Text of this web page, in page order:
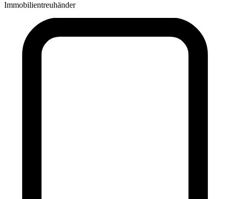
Immobilientreuhänder